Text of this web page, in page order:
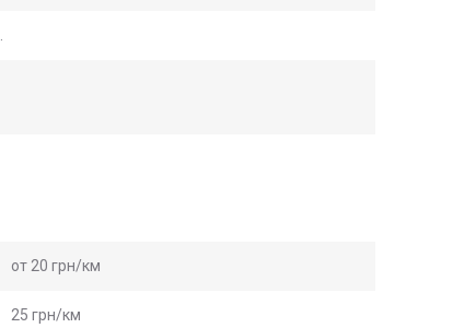
от 20 грн/км
25 грн/км